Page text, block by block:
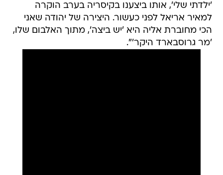
'ילדתי שלי', אותו ביצענו בקיסריה בערב הוקרה
למאיר אריאל לפני כעשור. היצירה של יהודה שאני
הכי מחוברת אליה היא 'יש ביצה', מתוך האלבום שלו,
'מר גרוסבארד היקר'".